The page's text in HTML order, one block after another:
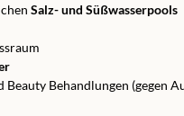
Salz- und Süßwasserpools
Beauty Behandlungen (gegen